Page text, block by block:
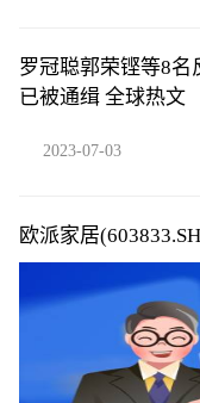
罗冠聪郭荣铿等8名
已被通缉 全球热文
2023-07-03
欧派家居
2.05亿元_全球热议